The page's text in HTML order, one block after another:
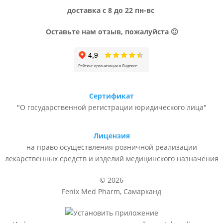
доставка с 8 до 22 пн-вс
Оставьте нам отзыв, пожалуйста 🙂
Сертификат
"О государственной регистрации юридического лица"
Лицензия
на право осуществления розничной реализации
лекарственных средств и изделий медицинского назначения
© 2026
Fenix Med Pharm, Самарканд